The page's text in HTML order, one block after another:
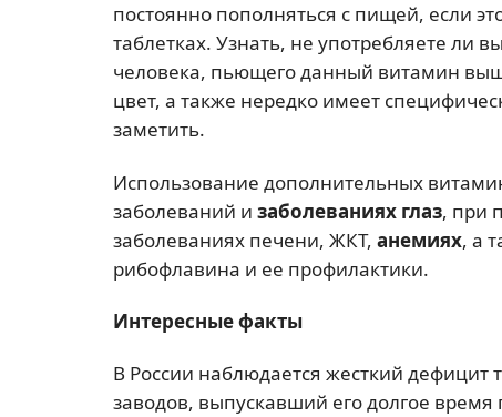
постоянно пополняться с пищей, если
таблетках. Узнать, не употребляете
человека, пьющего данный витамин
цвет, а также нередко имеет
заметить.
Использование дополнительных
заболеваний и заболеваниях глаз, при
заболеваниях печени, ЖКТ, анемиях, а
рибофлавина и ее профилактики.
Интересные факты
В России наблюдается жесткий
заводов, выпускавший его долгое время